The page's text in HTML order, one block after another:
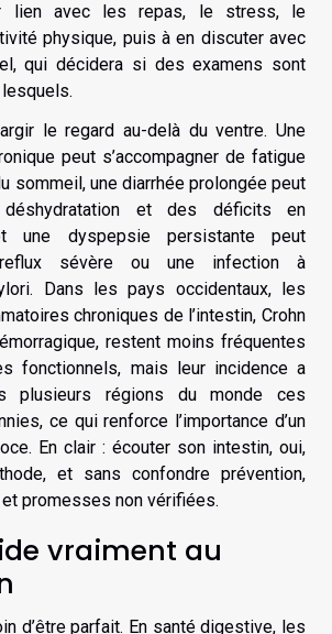
lien avec les repas, le stress, le
physique, puis à en discuter avec
qui décidera si des examens sont
le regard au-delà du ventre. Une
peut s’accompagner de fatigue
sommeil, une diarrhée prolongée peut
déshydratation et des déficits en
une dyspepsie persistante peut
sévère ou une infection à
Dans les pays occidentaux, les
chroniques de l’intestin, Crohn
restent moins fréquentes
fonctionnels, mais leur incidence a
plusieurs régions du monde ces
ce qui renforce l’importance d’un
En clair : écouter son intestin, oui,
et sans confondre prévention,
promesses non vérifiées.
vraiment au
d’être parfait. En santé digestive, les